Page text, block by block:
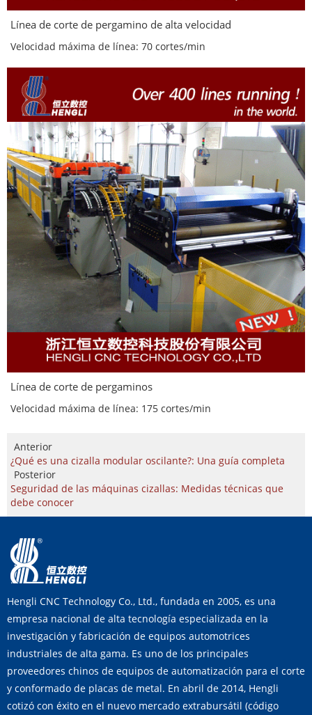
Línea de corte de pergamino de alta velocidad
Velocidad máxima de línea: 70 cortes/min
Línea de corte de pergaminos
Velocidad máxima de línea: 175 cortes/min
Anterior
¿Qué es una cizalla modular oscilante?: Una guía completa
Posterior
Seguridad de las máquinas cizallas: Medidas técnicas que
debe conocer
Hengli CNC Technology Co., Ltd., fundada en 2005, es una
empresa nacional de alta tecnología especializada en la
investigación y fabricación de equipos automotrices
industriales de alta gama. Es uno de los principales
proveedores chinos de equipos de automatización para el corte
y conformado de placas de metal. En abril de 2014, Hengli
cotizó con éxito en el nuevo mercado extrabursátil (código